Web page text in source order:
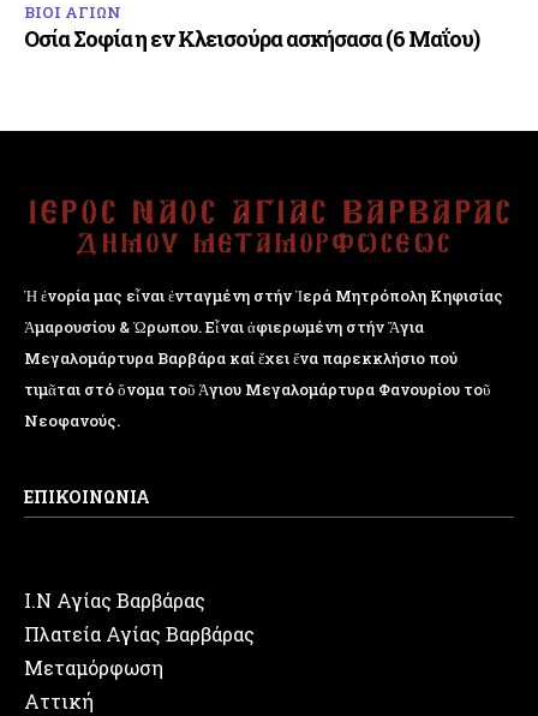
ΒΙΟΙ ΑΓΙΩΝ
Οσία Σοφία η εν Κλεισούρα ασκήσασα (6 Μαΐου)
Ἡ ἐνορία μας εἶναι ἐνταγμένη στήν Ἱερά Μητρόπολη Κηφισίας
Ἁμαρουσίου & Ὠρωπου. Εἶναι ἀφιερωμένη στήν Ἅγια
Μεγαλομάρτυρα Βαρβάρα καί ἔχει ἕνα παρεκκλήσιο πού
τιμᾶται στό ὄνομα τοῦ Ἁγιου Μεγαλομάρτυρα Φανουρίου τοῦ
Νεοφανούς.
ΕΠΙΚΟΙΝΩΝΙΑ
Ι.Ν Αγίας Βαρβάρας
Πλατεία Αγίας Βαρβάρας
Μεταμόρφωση
Αττική